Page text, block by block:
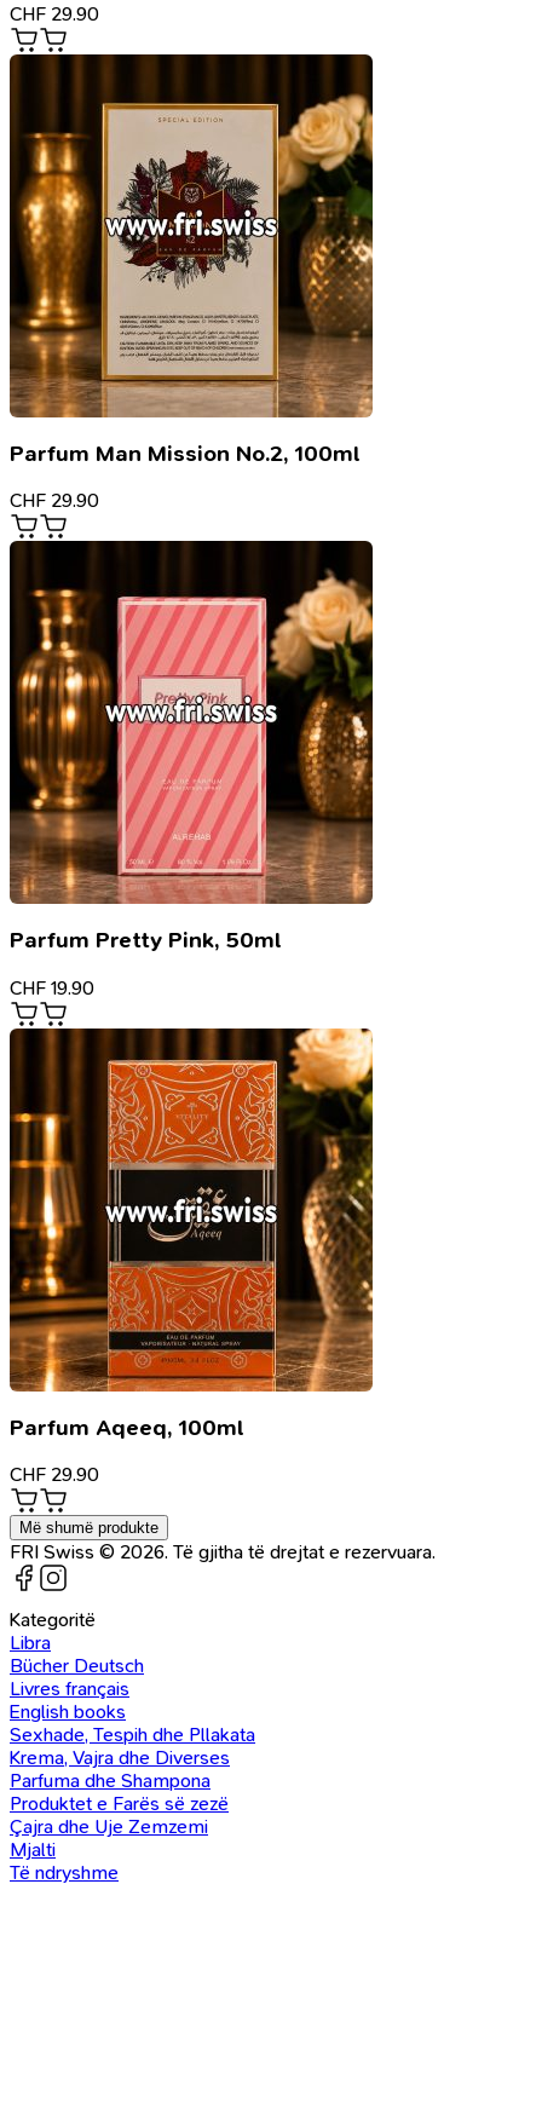
CHF 29.90
Parfum Man Mission No.2, 100ml
CHF 29.90
Parfum Pretty Pink, 50ml
CHF 19.90
Parfum Aqeeq, 100ml
CHF 29.90
Më shumë produkte
FRI Swiss © 2026. Të gjitha të drejtat e rezervuara.
Kategoritë
Libra
Bücher Deutsch
Livres français
English books
Sexhade, Tespih dhe Pllakata
Krema, Vajra dhe Diverses
Parfuma dhe Shampona
Produktet e Farës së zezë
Çajra dhe Uje Zemzemi
Mjalti
Të ndryshme